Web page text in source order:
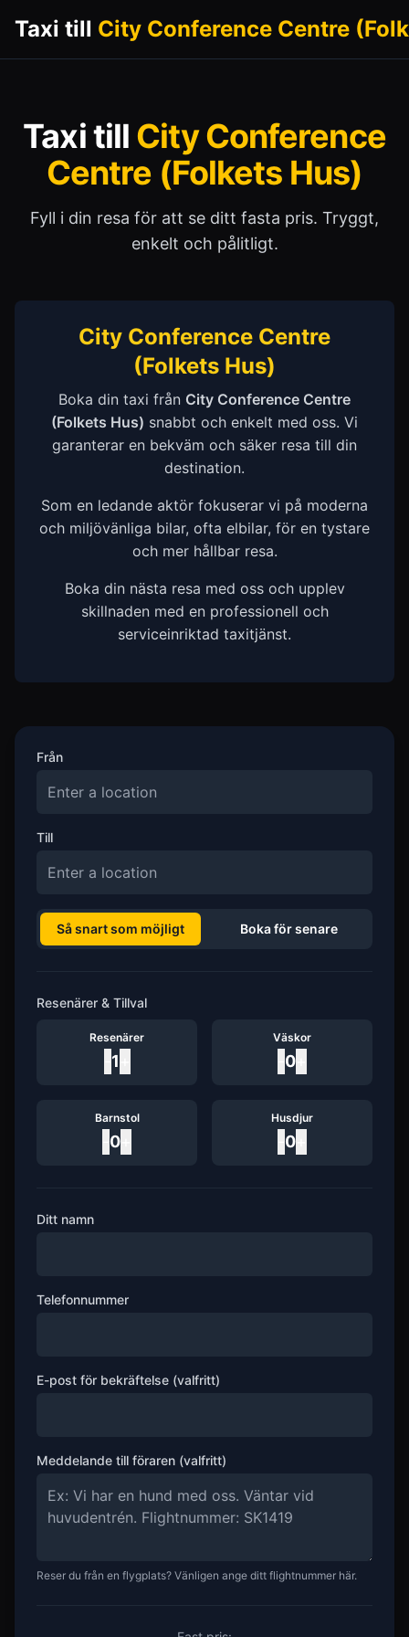
Taxi till City Conference Centre
Taxi till City Conference
Centre (Folkets Hus)
Fyll i din resa för att se ditt fasta pris. Tryggt,
enkelt och pålitligt.
City Conference Centre
(Folkets Hus)
Boka din taxi från City Conference Centre
(Folkets Hus) snabbt och enkelt med oss. Vi
garanterar en bekväm och säker resa till din
destination.
Som en ledande aktör fokuserar vi på moderna
och miljövänliga bilar, ofta elbilar, för en tystare
och mer hållbar resa.
Boka din nästa resa med oss och upplev
skillnaden med en professionell och
serviceinriktad taxitjänst.
Från
Till
Så snart som möjligt Boka för senare
Resenärer & Tillval
Resenärer
1
Väskor
0
Barnstol
0
Husdjur
0
Ditt namn
Telefonnummer
E-post för bekräftelse (valfritt)
Meddelande till föraren (valfritt)
Reser du från en flygplats? Vänligen ange ditt flightnummer här.